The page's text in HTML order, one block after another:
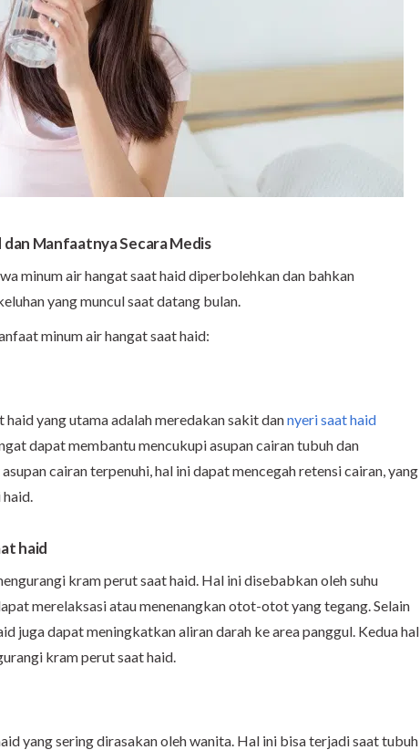
Manfaatnya Secara Medis
minum air hangat saat haid diperbolehkan dan bahkan
yang muncul saat datang bulan.
minum air hangat saat haid:
yang utama adalah meredakan sakit dannyeri saat haid
dapat membantu mencukupi asupan cairan tubuh dan
cairan terpenuhi, hal ini dapat mencegah retensi cairan, yang
haid
kram perut saat haid. Hal ini disebabkan oleh suhu
merelaksasi atau menenangkan otot-otot yang tegang. Selain
juga dapat meningkatkan aliran darah ke area panggul. Kedua hal
kram perut saat haid.
yang sering dirasakan oleh wanita. Hal ini bisa terjadi saat tubuh